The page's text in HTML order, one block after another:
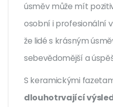
úsměv může mít
osobní i profesionální
že lidé s krásným
sebevědomější a
S keramickými
dlouhotrvající